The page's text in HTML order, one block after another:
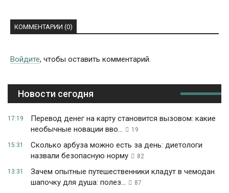
КОММЕНТАРИИ (0)
Войдите, чтобы оставить комментарий.
Новости сегодня
17:19
Перевод денег на карту становится вызовом: какие
необычные новации вво...
19
15:31
Сколько арбуза можно есть за день: диетологи
назвали безопасную норму
82
13:31
Зачем опытные путешественники кладут в чемодан
шапочку для душа: полез...
87